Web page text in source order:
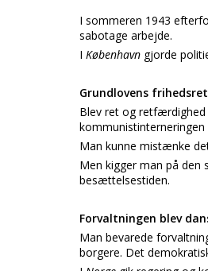
I sommeren 1943
sabotage arbejde.
I København gjorde
Grundlovens
Blev ret og retfærdighed
Man kunne mistænke
Men kigger man på den
besættelsestiden.
Forvaltningen blev
Man bevarede
borgere. Det